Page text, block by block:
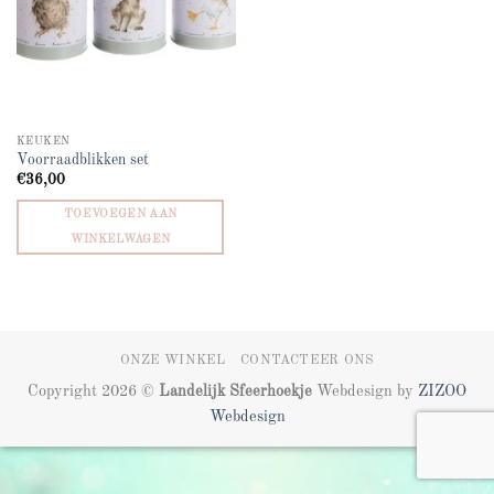
KEUKEN
Voorraadblikken set
€36,00
TOEVOEGEN AAN
WINKELWAGEN
ONZE WINKEL CONTACTEER ONS
Copyright 2026 © Landelijk Sfeerhoekje Webdesign by ZIZOO
Webdesign